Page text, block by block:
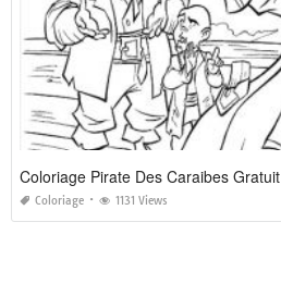
Coloriage Pirate Des Caraibes Gratuit
Coloriage 1131 Views